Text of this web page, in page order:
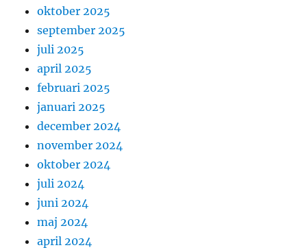
oktober 2025
september 2025
juli 2025
april 2025
februari 2025
januari 2025
december 2024
november 2024
oktober 2024
juli 2024
juni 2024
maj 2024
april 2024